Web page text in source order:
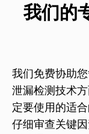
我们的
我们免费协助
泄漏检测技术
定要使用的适
仔细审查关键